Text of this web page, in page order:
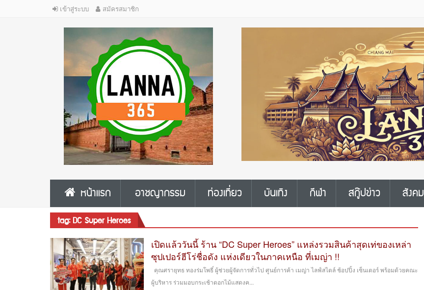
เข้าสู่ระบบ สมัครสมาชิก
หน้าแรก อาชญากรรม ท่องเที่ยว บันเทิง กีฬา สกู๊ปข่าว สังคม
tag: DC Super Heroes
เปิดแล้ววันนี้ ร้าน “DC Super Heroes” แหล่งรวมสินค้าสุดเท่ของเหล่า
ซุปเปอร์ฮีโร่ชื่อดัง แห่งเดียวในภาคเหนือ ที่เมญ่า !!
คุณศรายุทธ ทองร่มโพธิ์ ผู้ช่วยผู้จัดการทั่วไป ศูนย์การค้า เมญ่า ไลฟ์สไตล์ ช้อปปิ้ง เซ็นเตอร์ พร้อมด้วยคณะ
ผู้บริหาร ร่วมมอบกระเช้าดอกไม้แสดงค...